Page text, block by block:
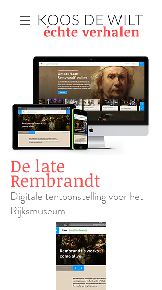
De late
Rembrandt
Digitale tentoonstelling voor het
Rijksmuseum